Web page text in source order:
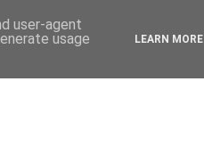
user-agent
usage
LEARN MORE